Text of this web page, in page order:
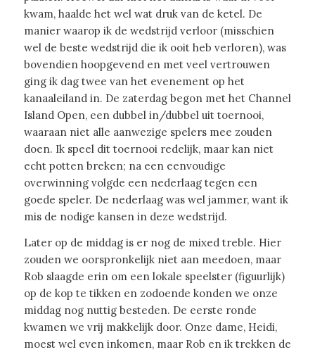
kwam, haalde het wel wat druk van de ketel. De
manier waarop ik de wedstrijd verloor (misschien
wel de beste wedstrijd die ik ooit heb verloren), was
bovendien hoopgevend en met veel vertrouwen
ging ik dag twee van het evenement op het
kanaaleiland in. De zaterdag begon met het Channel
Island Open, een dubbel in/dubbel uit toernooi,
waaraan niet alle aanwezige spelers mee zouden
doen. Ik speel dit toernooi redelijk, maar kan niet
echt potten breken; na een eenvoudige
overwinning volgde een nederlaag tegen een
goede speler. De nederlaag was wel jammer, want ik
mis de nodige kansen in deze wedstrijd.
Later op de middag is er nog de mixed treble. Hier
zouden we oorspronkelijk niet aan meedoen, maar
Rob slaagde erin om een lokale speelster (figuurlijk)
op de kop te tikken en zodoende konden we onze
middag nog nuttig besteden. De eerste ronde
kwamen we vrij makkelijk door. Onze dame, Heidi,
moest wel even inkomen, maar Rob en ik trekken de